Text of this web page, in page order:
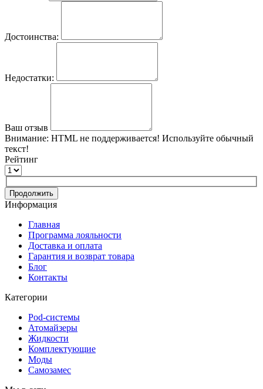
Достоинства:
Недостатки:
Ваш отзыв
Внимание: HTML не поддерживается! Используйте обычный
текст!
Рейтинг
Продолжить
Информация
Главная
Программа лояльности
Доставка и оплата
Гарантия и возврат товара
Блог
Контакты
Категории
Pod-системы
Атомайзеры
Жидкости
Комплектующие
Моды
Самозамес